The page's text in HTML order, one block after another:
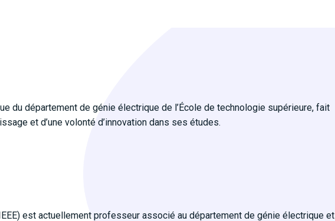
du département de génie électrique de l’École de technologie supérieure, fait
et d’une volonté d’innovation dans ses études.
est actuellement professeur associé au département de génie électrique et